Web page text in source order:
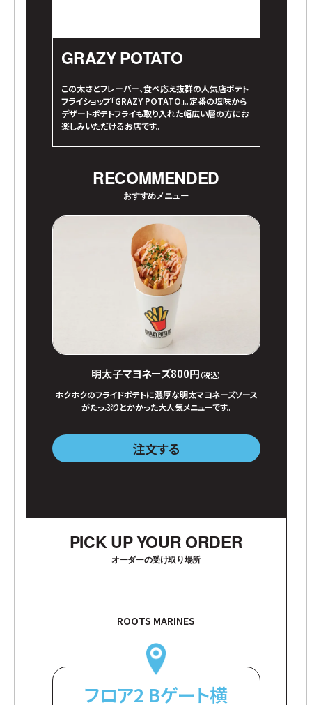
GRAZY POTATO
この太さとフレーバー、食べ応え抜群の人気店ポテト
フライショップ「GRAZY POTATO」。定番の塩味から
デザートポテトフライも取り入れた幅広い層の方にお
楽しみいただけるお店です。
RECOMMENDED
おすすめメニュー
明太子マヨネーズ800円 （税込）
ホクホクのフライドポテトに濃厚な明太マヨネーズソース
がたっぷりとかかった大人気メニューです。
注文する
PICK UP YOUR ORDER
オーダーの受け取り場所
ROOTS MARINES
フロア2 Bゲート横